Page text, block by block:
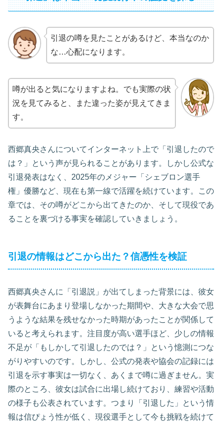
引退の噂を見たことがあるけど、本当なのか
な…心配になります。
噂が出ると気になりますよね。でも実際の状
況を見てみると、また違った姿が見えてきま
す。
西郷真央さんについてインターネット上で「引退したので
は？」という声が見られることがあります。しかし公式な
引退発表はなく、2025年のメジャー「シェブロン選手
権」優勝など、現在も第一線で活躍を続けています。この
章では、その噂がどこから出てきたのか、そして現役であ
ることを裏づける事実を確認していきましょう。
引退の情報はどこから出た？信憑性を検証
西郷真央さんに「引退説」が出てしまった背景には、彼女
が表舞台にあまり登場しなかった期間や、大きな大会で思
うような結果を残せなかった時期があったことが関係して
いると考えられます。注目度が高い選手ほど、少しの情報
不足が「もしかして引退したのでは？」という憶測につな
がりやすいのです。しかし、公式の発表や協会の記録には
引退を示す事実は一切なく、あくまで噂に過ぎません。実
際のところ、彼女は試合に出場し続けており、練習や活動
の様子も公表されています。つまり「引退した」という情
報は信ぴょう性が低く、現役選手として今も挑戦を続けて